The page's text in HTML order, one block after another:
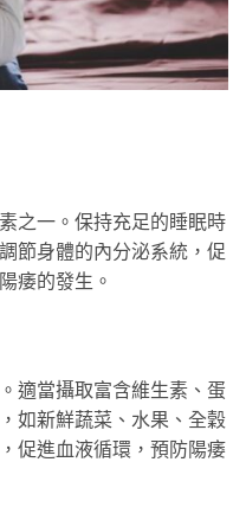
之一。保持充足的睡眠時
節身體的內分泌系統，促
痿的發生。
適當攝取富含維生素、蛋
如新鮮蔬菜、水果、全穀
促進血液循環，預防陽痿